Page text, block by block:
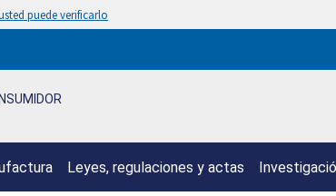
puede verificarlo
Leyes, regulaciones y actas